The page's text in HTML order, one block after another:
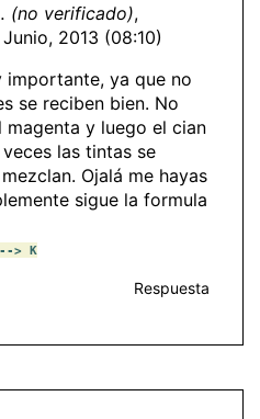
(no verificado),
2013 (08:10)
importante, ya que no
se reciben bien. No
magenta y luego el cian
las tintas se
Ojalá me hayas
sigue la formula
> K
Respuesta